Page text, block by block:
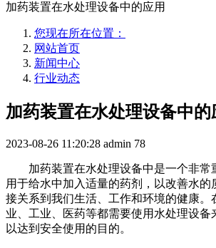
加药装置在水处理设备中的应用
您现在所在位置：
网站首页
新闻中心
行业动态
加药装置在水处理设备中的
2023-08-26 11:20:28 admin 78
加药装置在水处理设备中是一个非常
用于给水中加入适量的药剂，以改善水的
接关系到我们生活、工作和环境的健康。
业、工业、医药等都需要使用水处理设备
以达到安全使用的目的。